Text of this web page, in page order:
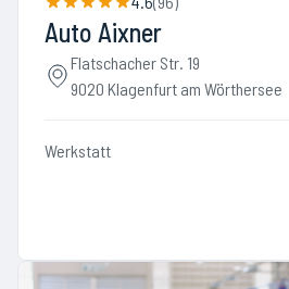
Auto Aixner
Flatschacher Str. 19
9020 Klagenfurt am Wörthersee
Werkstatt